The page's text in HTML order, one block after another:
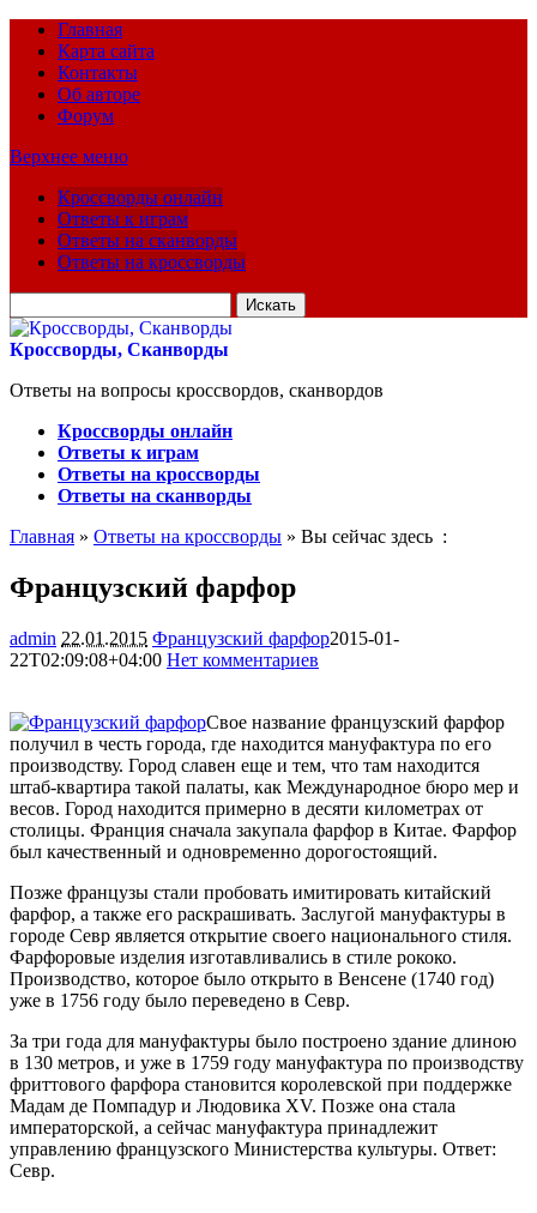
Главная
Карта сайта
Контакты
Об авторе
Форум
Верхнее меню
Кроссворды онлайн
Ответы к играм
Ответы на сканворды
Ответы на кроссворды
для:
Кроссворды, Сканворды
Ответы на вопросы кроссвордов, сканвордов
Кроссворды онлайн
Ответы к играм
Ответы на кроссворды
Ответы на сканворды
Главная » Ответы на кроссворды » Вы сейчас здесь :
Французский фарфор
admin 22.01.2015 Французский фарфор2015-01-
22T02:09:08+04:00 Нет комментариев
Свое название французский фарфор
получил в честь города, где находится мануфактура по его
производству. Город славен еще и тем, что там находится
штаб-квартира такой палаты, как Международное бюро мер и
весов. Город находится примерно в десяти километрах от
столицы. Франция сначала закупала фарфор в Китае. Фарфор
был качественный и одновременно дорогостоящий.
Позже французы стали пробовать имитировать китайский
фарфор, а также его раскрашивать. Заслугой мануфактуры в
городе Севр является открытие своего национального стиля.
Фарфоровые изделия изготавливались в стиле рококо.
Производство, которое было открыто в Венсене (1740 год)
уже в 1756 году было переведено в Севр.
За три года для мануфактуры было построено здание длиною
в 130 метров, и уже в 1759 году мануфактура по производству
фриттового фарфора становится королевской при поддержке
Мадам де Помпадур и Людовика XV. Позже она стала
императорской, а сейчас мануфактура принадлежит
управлению французского Министерства культуры. Ответ:
Севр.